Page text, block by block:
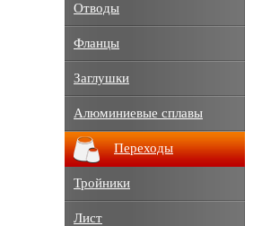
Отводы
Фланцы
Заглушки
Алюминиевые сплавы
Переходы
Тройники
Лист